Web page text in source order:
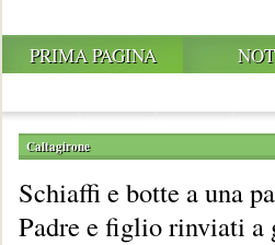
PRIMA PAGINA
Caltagirone
Schiaffi e botte a una
Padre e figlio rinviati